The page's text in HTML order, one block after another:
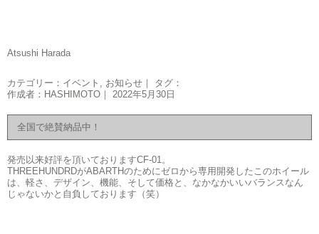
Atsushi Harada
カテゴリー： イベント , お知らせ ｜ タグ：
作成者：HASHIMOTO｜ 2022年5月30日
全国で絶賛納品中！
発売以来好評を頂いておりますCF-01。
THREEHUNDRDがABARTHのためにゼロから専用開発したこのホイール
は、軽さ、デザイン、機能、そして価格と、なかなかいいバランスなん
じゃないかと自負しております（笑）